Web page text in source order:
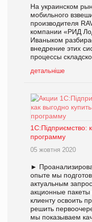
На украинском
мобильного
производителя
компании «РИД
Иваныком
внедрение этих
процессы
детальніше
1С:Підприємство:
программу
05 жовтня 2020
►
опыте мы
актуальным
акционные
клиенту освоить
решить
мы показываем